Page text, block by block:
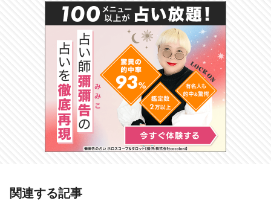
# 時事・芸能
関連する記事